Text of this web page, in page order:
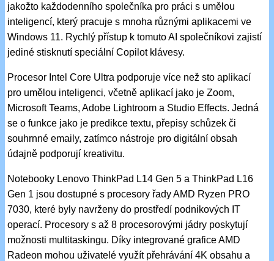
jakožto každodenního společníka pro práci s umělou
inteligencí, který pracuje s mnoha různými aplikacemi ve
Windows 11. Rychlý přístup k tomuto AI společníkovi zajistí
jediné stisknutí speciální Copilot klávesy.
Procesor Intel Core Ultra podporuje více než sto aplikací
pro umělou inteligenci, včetně aplikací jako je Zoom,
Microsoft Teams, Adobe Lightroom a Studio Effects. Jedná
se o funkce jako je predikce textu, přepisy schůzek či
souhrnné emaily, zatímco nástroje pro digitální obsah
údajně podporují kreativitu.
Notebooky Lenovo ThinkPad L14 Gen 5 a ThinkPad L16
Gen 1 jsou dostupné s procesory řady AMD Ryzen PRO
7030, které byly navrženy do prostředí podnikových IT
operací. Procesory s až 8 procesorovými jádry poskytují
možnosti multitaskingu. Díky integrované grafice AMD
Radeon mohou uživatelé využít přehrávání 4K obsahu a